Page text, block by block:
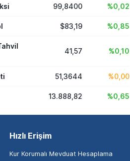
99,8400 %0,02
$83,19 %0,85
41,57 %0,10
51,3644 %0,00
13.888,82 %0,65
Hızlı Erişim
Kur Korumalı Mevduat Hesaplama